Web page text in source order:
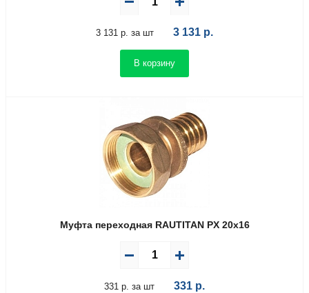
3 131 р. за шт 3 131 р.
В корзину
Муфта переходная RAUTITAN PX 20х16
331 р. за шт 331 р.